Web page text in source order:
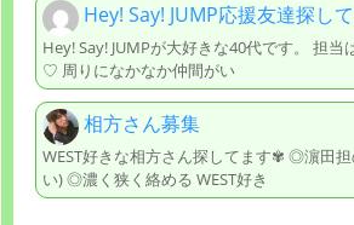
Hey! Say! JUMP応援友達探し
Hey! Say! JUMPが大好きな40代です。 担当
♡ 周りになかなか仲間がい
相方さん募集
WEST好きな相方さん探してます✾ ◎濵田
い) ◎濃く狭く絡める WEST好き